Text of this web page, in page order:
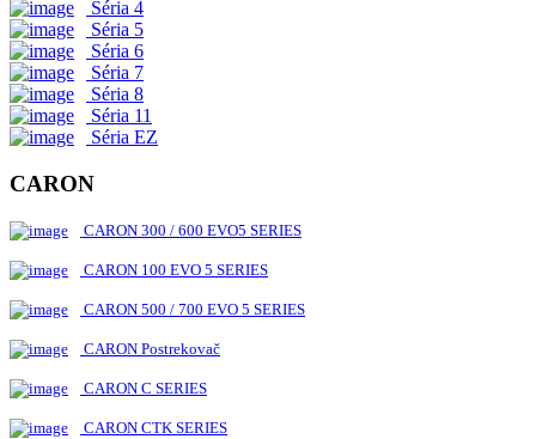
Séria 4
Séria 5
Séria 6
Séria 7
Séria 8
Séria 11
Séria EZ
CARON
CARON 300 / 600 EVO5 SERIES
CARON 100 EVO 5 SERIES
CARON 500 / 700 EVO 5 SERIES
CARON Postrekovač
CARON C SERIES
CARON CTK SERIES